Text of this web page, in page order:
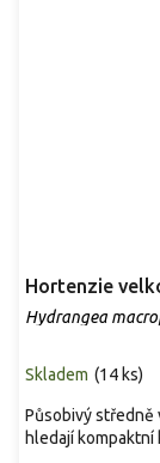
Hortenzie
Hydrangea
Skladem (14 ks)
Působivý středně
hledají kompaktní